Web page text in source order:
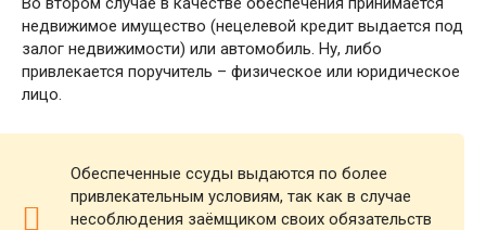
недвижимое имущество (нецелевой кредит выдается под
залог недвижимости) или автомобиль. Ну, либо
привлекается поручитель – физическое или юридическое
лицо.
Обеспеченные ссуды выдаются по более
привлекательным условиям, так как в случае
несоблюдения заёмщиком своих обязательств